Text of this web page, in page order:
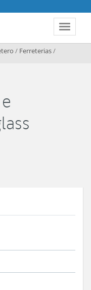
Toggle
/ Ferreterias/